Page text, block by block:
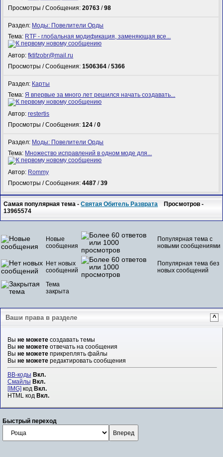
Просмотры / Сообщения:20763 /98
Раздел: Моды: Повелители Орды
Тема: RTF - глобальная модификация, заменяющая все...
Автор:fktifzobr@mail.ru
Просмотры / Сообщения:1506364 /5366
Раздел: Карты
Тема:Я впервые за много лет решился начать создавать...
Автор:restertis
Просмотры / Сообщения:124 /0
Раздел: Моды: Повелители Орды
Тема: Множество исправлений в одном моде для...
Автор: Rommy
Просмотры / Сообщения:4487 /39
Самая популярная тема -Святая Обитель Разврата Просмотров -
13965574
Новые
сообщения
Популярная тема с
новыми сообщениями
Нет новых
сообщений
Популярная тема без
новых сообщений
Тема
закрыта
Ваши права в разделе ^
Вы не можетесоздавать темы
Вы не можетеотвечать на сообщения
Вы не можетеприкреплять файлы
Вы не можетередактировать сообщения
BB-коды Вкл.
Смайлы Вкл.
[IMG]код Вкл.
HTML код Вкл.
Быстрый переход